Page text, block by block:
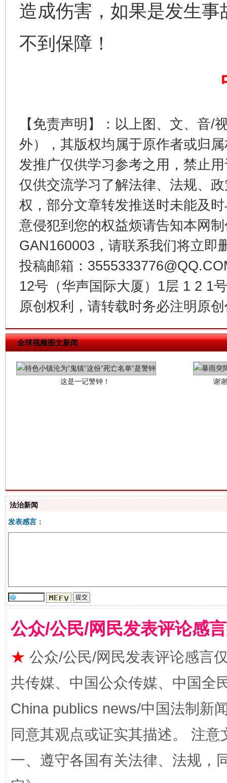
造成伤害，如果是发生
不到保障！
【免责声明】：以上图、文、音/
外），其版权均属于原作者或归
发推广仅供学习参考之用，禁止
仅供交流学习了解法律、法规、
权，部分文章转发推送时未能及
意侵犯到您的权益烦请告知本网
GAN160003，请联系我们将立即
投稿邮箱：
12号（华声国际大厦）1层 1 2 1
原创权利，请转载时务必注明原
全球视频图文新闻
这是一记警钟！ 谢
习近平的博鳌关键词
魏明亮
“刷贴”乱象丛生
生
法治新闻
发表感言：
公众/公民/网民发表评论感
★ 公众/公民/网民发表评论感言
共传媒、中国公众传媒、中国全
China publics news/中国法制新
同意其观点或证实其描述。 注
一、遵守各国有关法律、法规，